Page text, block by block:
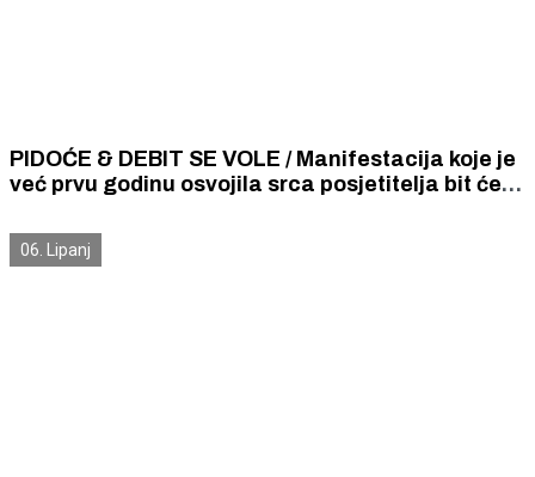
PIDOĆE & DEBIT SE VOLE / Manifestacija koje je
već prvu godinu osvojila srca posjetitelja bit će
06. Lipanj